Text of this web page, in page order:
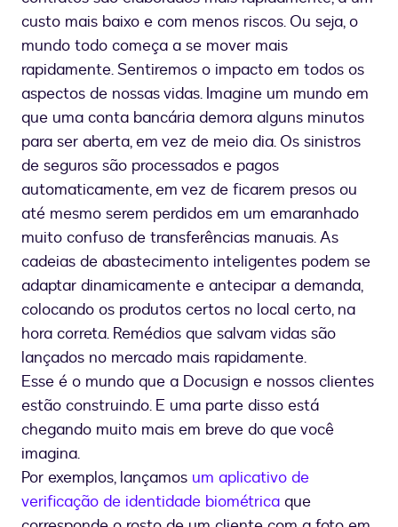
custo mais baixo e com menos riscos. Ou seja, o
mundo todo começa a se mover mais
rapidamente. Sentiremos o impacto em todos os
aspectos de nossas vidas. Imagine um mundo em
que uma conta bancária demora alguns minutos
para ser aberta, em vez de meio dia. Os sinistros
de seguros são processados e pagos
automaticamente, em vez de ficarem presos ou
até mesmo serem perdidos em um emaranhado
muito confuso de transferências manuais. As
cadeias de abastecimento inteligentes podem se
adaptar dinamicamente e antecipar a demanda,
colocando os produtos certos no local certo, na
hora correta. Remédios que salvam vidas são
lançados no mercado mais rapidamente.
Esse é o mundo que a Docusign e nossos clientes
estão construindo. E uma parte disso está
chegando muito mais em breve do que você
imagina.
Por exemplos, lançamos um aplicativo de
verificação de identidade biométrica que